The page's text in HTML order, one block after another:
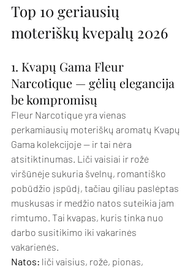
Top 10 geriausių
moteriškų kvepalų 2026
1. Kvapų Gama Fleur
Narcotique — gėlių elegancija
be kompromisų
Fleur Narcotique yra vienas
perkamiausių moteriškų aromatų Kvapų
Gama kolekcijoje — ir tai nėra
atsitiktinumas. Liči vaisiai ir rožė
viršūnėje sukuria švelnų, romantiško
pobūdžio įspūdį, tačiau giliau paslėptas
muskusas ir medžio natos suteikia jam
rimtumo. Tai kvapas, kuris tinka nuo
darbo susitikimo iki vakarinės
vakarienės.
Natos: liči vaisius, rožė, pionas,